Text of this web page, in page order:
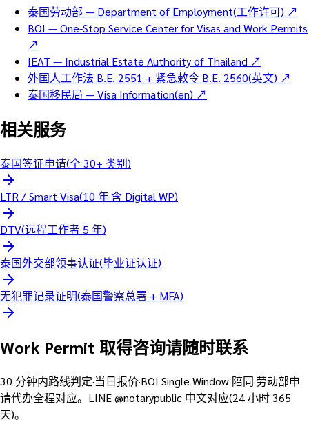
泰国劳动部 — Department of Employment(工作许可) ↗
BOI — One-Stop Service Center for Visas and Work Permits
↗
IEAT — Industrial Estate Authority of Thailand ↗
外国人工作法 B.E. 2551 + 紧急敕令 B.E. 2560(英文) ↗
泰国移民局 — Visa Information(en) ↗
相关服务
泰国签证申请(全 30+ 类别)
LTR / Smart Visa(10 年·含 Digital WP)
DTV(远程工作者 5 年)
泰国外交部领事认证(毕业证认证)
无犯罪记录证明(泰国警察总署 + MFA)
Work Permit 取得咨询请随时联系
30 分钟内路线判定·当日报价·BOI Single Window 陪同·劳动部申
请代办全程对应。LINE @notarypublic 中文对应(24 小时 365
天)。